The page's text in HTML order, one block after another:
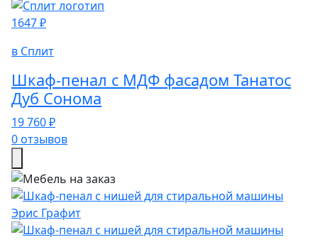
1647 ₽
в Сплит
Шкаф-пенал c МДФ фасадом Танатос
Дуб Сонома
19 760 ₽
0 отзывов